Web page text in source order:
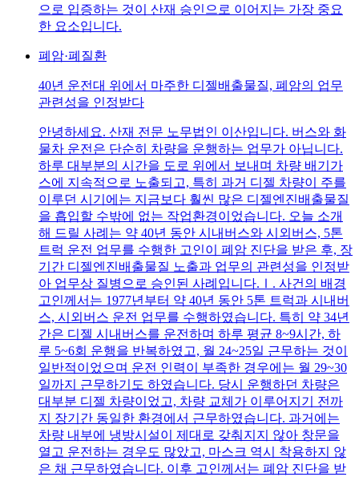
으로 입증하는 것이 산재 승인으로 이어지는 가장 중요
한 요소입니다.
폐암·폐질환
40년 운전대 위에서 마주한 디젤배출물질, 폐암의 업무
관련성을 인정받다
안녕하세요. 산재 전문 노무법인 이산입니다. 버스와 화
물차 운전은 단순히 차량을 운행하는 업무가 아닙니다.
하루 대부분의 시간을 도로 위에서 보내며 차량 배기가
스에 지속적으로 노출되고, 특히 과거 디젤 차량이 주를
이루던 시기에는 지금보다 훨씬 많은 디젤엔진배출물질
을 흡입할 수밖에 없는 작업환경이었습니다. 오늘 소개
해 드릴 사례는 약 40년 동안 시내버스와 시외버스, 5톤
트럭 운전 업무를 수행한 고인이 폐암 진단을 받은 후, 장
기간 디젤엔진배출물질 노출과 업무의 관련성을 인정받
아 업무상 질병으로 승인된 사례입니다.Ⅰ. 사건의 배경
고인께서는 1977년부터 약 40년 동안 5톤 트럭과 시내버
스, 시외버스 운전 업무를 수행하였습니다. 특히 약 34년
간은 디젤 시내버스를 운전하며 하루 평균 8~9시간, 하
루 5~6회 운행을 반복하였고, 월 24~25일 근무하는 것이
일반적이었으며 운전 인력이 부족한 경우에는 월 29~30
일까지 근무하기도 하였습니다. 당시 운행하던 차량은
대부분 디젤 차량이었고, 차량 교체가 이루어지기 전까
지 장기간 동일한 환경에서 근무하였습니다. 과거에는
차량 내부에 냉방시설이 제대로 갖춰지지 않아 창문을
열고 운전하는 경우도 많았고, 마스크 역시 착용하지 않
은 채 근무하였습니다. 이후 고인께서는 폐암 진단을 받